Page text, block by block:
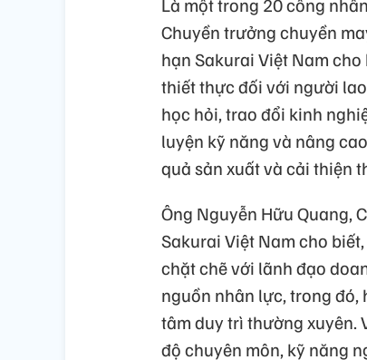
Chuyền trưởng chuyền
hạn Sakurai Việt Nam
thiết thực đối với người
học hỏi, trao đổi kinh
luyện kỹ năng và nâng
quả sản xuất và cải thiện
Ông Nguyễn Hữu Quang,
Sakurai Việt Nam cho
chặt chẽ với lãnh đạo
nguồn nhân lực, trong
tâm duy trì thường xuyên.
độ chuyên môn, kỹ năng